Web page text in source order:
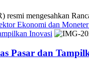
mengesahkan
Ekonomi dan
Inovasi
Pasar dan